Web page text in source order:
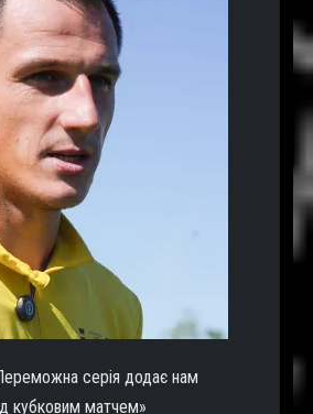
серія додає нам
кубковим матчем»